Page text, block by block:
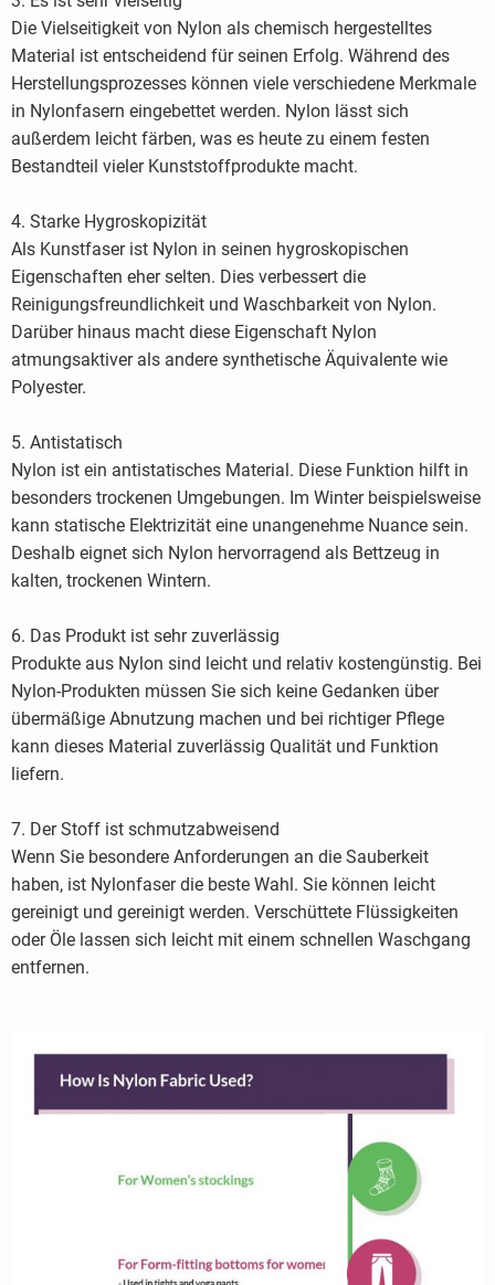
Die Vielseitigkeit von Nylon als chemisch hergestelltes
Material ist entscheidend für seinen Erfolg. Während des
Herstellungsprozesses können viele verschiedene Merkmale
in Nylonfasern eingebettet werden. Nylon lässt sich
außerdem leicht färben, was es heute zu einem festen
Bestandteil vieler Kunststoffprodukte macht.
4. Starke Hygroskopizität
Als Kunstfaser ist Nylon in seinen hygroskopischen
Eigenschaften eher selten. Dies verbessert die
Reinigungsfreundlichkeit und Waschbarkeit von Nylon.
Darüber hinaus macht diese Eigenschaft Nylon
atmungsaktiver als andere synthetische Äquivalente wie
Polyester.
5. Antistatisch
Nylon ist ein antistatisches Material. Diese Funktion hilft in
besonders trockenen Umgebungen. Im Winter beispielsweise
kann statische Elektrizität eine unangenehme Nuance sein.
Deshalb eignet sich Nylon hervorragend als Bettzeug in
kalten, trockenen Wintern.
6. Das Produkt ist sehr zuverlässig
Produkte aus Nylon sind leicht und relativ kostengünstig. Bei
Nylon-Produkten müssen Sie sich keine Gedanken über
übermäßige Abnutzung machen und bei richtiger Pflege
kann dieses Material zuverlässig Qualität und Funktion
liefern.
7. Der Stoff ist schmutzabweisend
Wenn Sie besondere Anforderungen an die Sauberkeit
haben, ist Nylonfaser die beste Wahl. Sie können leicht
gereinigt und gereinigt werden. Verschüttete Flüssigkeiten
oder Öle lassen sich leicht mit einem schnellen Waschgang
entfernen.